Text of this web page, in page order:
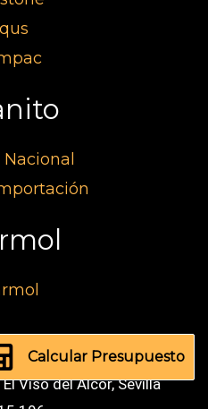
Calcular Presupuesto
Viso del Alcor, Sevilla